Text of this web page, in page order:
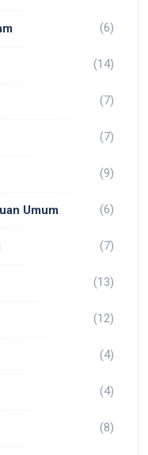
(6)
(14)
(7)
(7)
(9)
Umum (6)
(7)
(13)
(12)
(4)
(4)
(8)